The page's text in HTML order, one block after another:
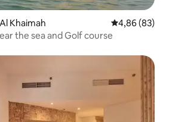
Khaimah Średnia
4,86 (83)
the sea and Golf course